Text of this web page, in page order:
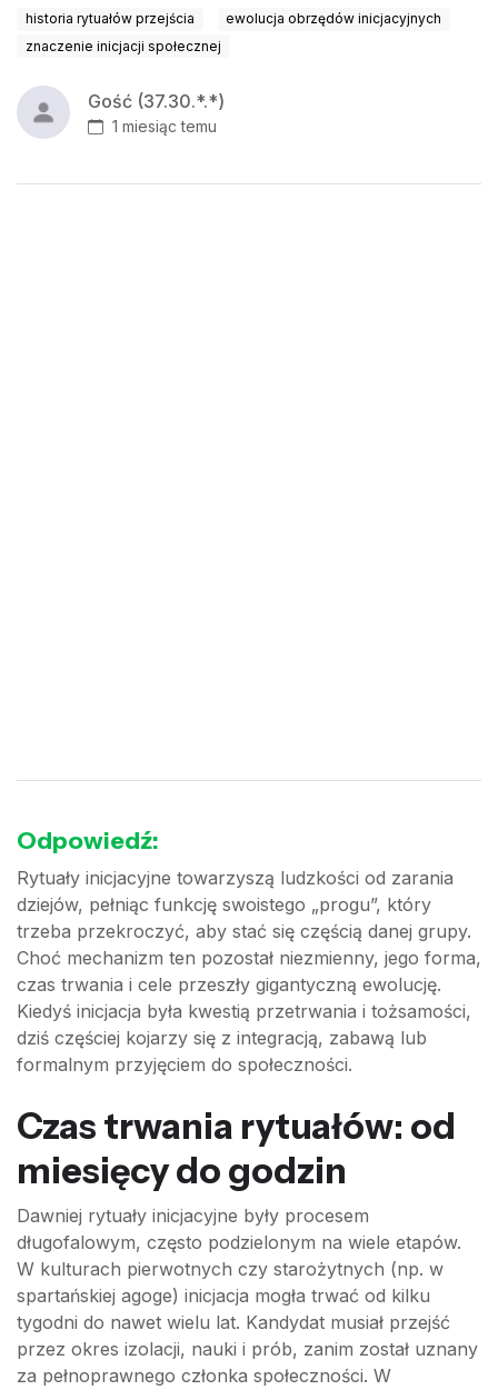
historia rytuałów przejścia
ewolucja obrzędów inicjacyjnych
znaczenie inicjacji społecznej
Gość (37.30.*.*)
1 miesiąc temu
Odpowiedź:
Rytuały inicjacyjne towarzyszą ludzkości od zarania
dziejów, pełniąc funkcję swoistego „progu”, który
trzeba przekroczyć, aby stać się częścią danej grupy.
Choć mechanizm ten pozostał niezmienny, jego forma,
czas trwania i cele przeszły gigantyczną ewolucję.
Kiedyś inicjacja była kwestią przetrwania i tożsamości,
dziś częściej kojarzy się z integracją, zabawą lub
formalnym przyjęciem do społeczności.
Czas trwania rytuałów: od
miesięcy do godzin
Dawniej rytuały inicjacyjne były procesem
długofalowym, często podzielonym na wiele etapów.
W kulturach pierwotnych czy starożytnych (np. w
spartańskiej agoge) inicjacja mogła trwać od kilku
tygodni do nawet wielu lat. Kandydat musiał przejść
przez okres izolacji, nauki i prób, zanim został uznany
za pełnoprawnego członka społeczności. W